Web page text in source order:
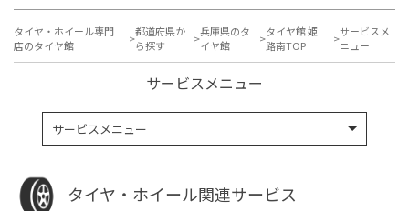
タイヤ・ホイール専門
店のタイヤ館
都道府県か
ら探す
兵庫県のタ
イヤ館
タイヤ館 姫
路南TOP
サービスメ
ニュー
サービスメニュー
サービスメニュー
タイヤ・ホイール関連サービス